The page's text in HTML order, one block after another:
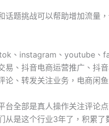
题挑战可以帮助增加流量
、instagram、youtube、
易、抖音电商运营推广、抖
、转发关注业务，电商闲
全部是真人操作关注评论
是这个行业3年了，积累了